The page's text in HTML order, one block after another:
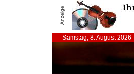
Anzeige
Samstag, 8. August 2026